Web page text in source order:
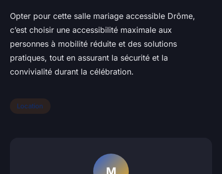
Opter pour cette salle mariage accessible Drôme,
c’est choisir une accessibilité maximale aux
personnes à mobilité réduite et des solutions
pratiques, tout en assurant la sécurité et la
convivialité durant la célébration.
Location